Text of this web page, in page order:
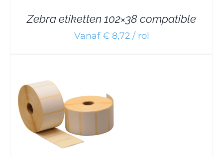
Zebra etiketten 102×38 compatible
Vanaf € 8,72 / rol